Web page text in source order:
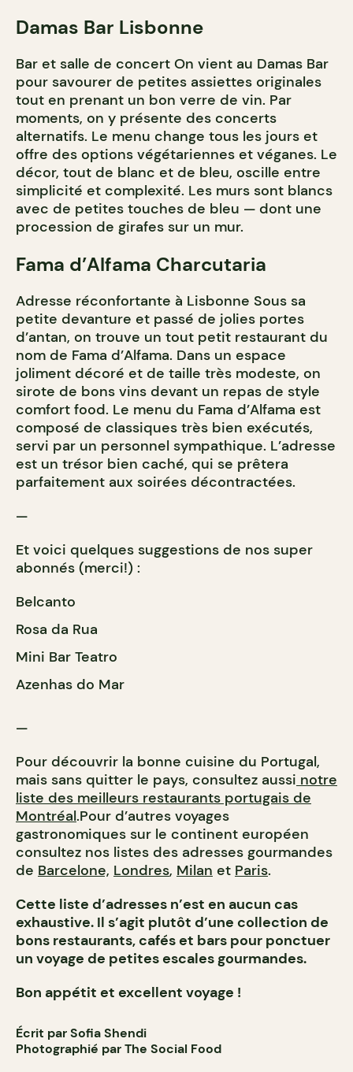
Damas Bar Lisbonne
Bar et salle de concert On vient au Damas Bar
pour savourer de petites assiettes originales
tout en prenant un bon verre de vin. Par
moments, on y présente des concerts
alternatifs. Le menu change tous les jours et
offre des options végétariennes et véganes. Le
décor, tout de blanc et de bleu, oscille entre
simplicité et complexité. Les murs sont blancs
avec de petites touches de bleu — dont une
procession de girafes sur un mur.
Fama d’Alfama Charcutaria
Adresse réconfortante à Lisbonne Sous sa
petite devanture et passé de jolies portes
d’antan, on trouve un tout petit restaurant du
nom de Fama d’Alfama. Dans un espace
joliment décoré et de taille très modeste, on
sirote de bons vins devant un repas de style
comfort food. Le menu du Fama d’Alfama est
composé de classiques très bien exécutés,
servi par un personnel sympathique. L’adresse
est un trésor bien caché, qui se prêtera
parfaitement aux soirées décontractées.
—
Et voici quelques suggestions de nos super
abonnés (merci!) :
Belcanto
Rosa da Rua
Mini Bar Teatro
Azenhas do Mar
—
Pour découvrir la bonne cuisine du Portugal,
mais sans quitter le pays, consultez aussi notre
liste des meilleurs restaurants portugais de
Montréal.Pour d’autres voyages
gastronomiques sur le continent européen
consultez nos listes des adresses gourmandes
de Barcelone, Londres, Milan et Paris.
Cette liste d’adresses n’est en aucun cas
exhaustive. Il s’agit plutôt d’une collection de
bons restaurants, cafés et bars pour ponctuer
un voyage de petites escales gourmandes.
Bon appétit et excellent voyage !
Écrit par Sofia Shendi
Photographié par The Social Food